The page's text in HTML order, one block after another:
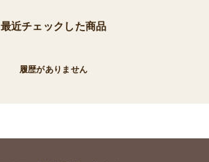
最近チェックした商品
履歴がありません